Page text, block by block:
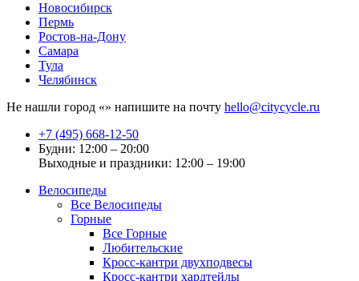
Новосибирск
Пермь
Ростов-на-Дону
Самара
Тула
Челябинск
Не нашли город «» напишите на почту hello@citycycle.ru
+7 (495) 668-12-50
Будни: 12:00 – 20:00
Выходные и праздники: 12:00 – 19:00
Велосипеды
Все Велосипеды
Горные
Все Горные
Любительские
Кросс-кантри двухподвесы
Кросс-кантри хардтейлы